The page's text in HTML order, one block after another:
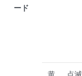
ード
黄
点滅